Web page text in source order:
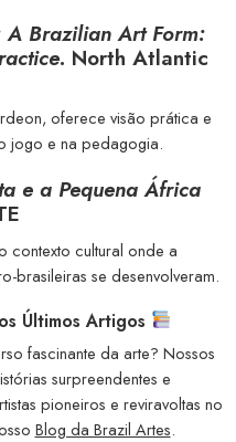
A Brazilian Art Form:
. North Atlantic
oferece visão prática e
jogo e na pedagogia.
e a Pequena África
contexto cultural onde a
brasileiras se desenvolveram.
Últimos Artigos
fascinante da arte? Nossos
surpreendentes e
pioneiros e reviravoltas no
Blog da Brazil Artes.